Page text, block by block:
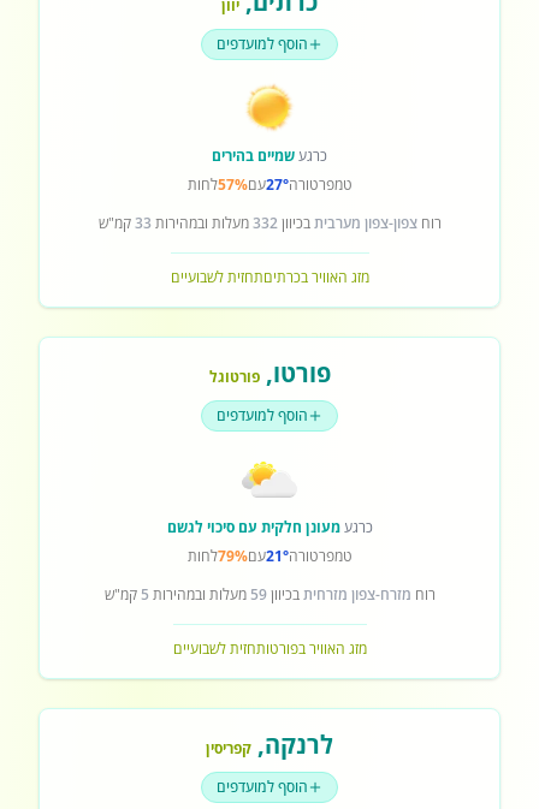
יוון
הוסף למועדפים
כרגעשמיים בהירים
טמפרטורה27°עם57%לחות
רוחצפון-צפון מערביתבכיוון332מעלות ובמהירות 33קמ"ש
מזג האוויר בכרתיםתחזית לשבועיים
פורטו,פורטוגל
הוסף למועדפים
כרגעמעונן חלקית עם סיכוי לגשם
טמפרטורה21°עם79%לחות
רוח מזרח-צפון מזרחיתבכיוון59 מעלות ובמהירות 5 קמ"ש
מזג האוויר בפורטותחזית לשבועיים
לרנקה, קפריסין
הוסף למועדפים